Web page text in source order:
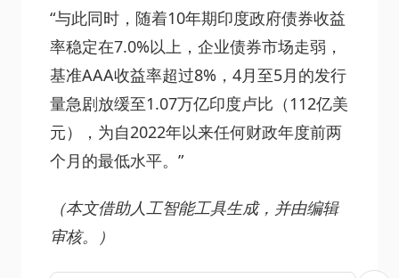
“与此同时，随着10年期印度政府债券收益
率稳定在7.0%以上，企业债券市场走弱，
基准AAA收益率超过8%，4月至5月的发行
量急剧放缓至1.07万亿印度卢比（112亿美
元），为自2022年以来任何财政年度前两
个月的最低水平。”
（本文借助人工智能工具生成，并由编辑
审核。）